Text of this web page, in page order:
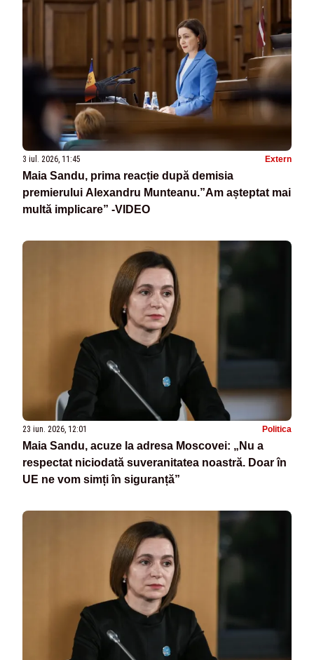
3 iul. 2026, 11:45 Extern
Maia Sandu, prima reacție după demisia
premierului Alexandru Munteanu.”Am așteptat mai
multă implicare” -VIDEO
23 iun. 2026, 12:01 Politica
Maia Sandu, acuze la adresa Moscovei: „Nu a
respectat niciodată suveranitatea noastră. Doar în
UE ne vom simți în siguranță”